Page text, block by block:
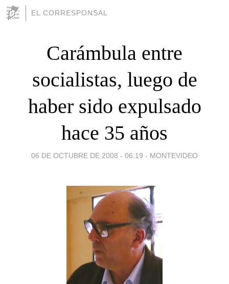
EL CORRESPONSAL
Carámbula entre
socialistas, luego de
haber sido expulsado
hace 35 años
06 DE OCTUBRE DE 2008 - 06:19 - MONTEVIDEO